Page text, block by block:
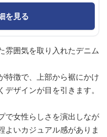
を見る
雰囲気を取り入れたデニム
特徴で、上部から裾にかけ
ザインが目を引きます。
で女性らしさを演出しなが
よいカジュアル感がありま